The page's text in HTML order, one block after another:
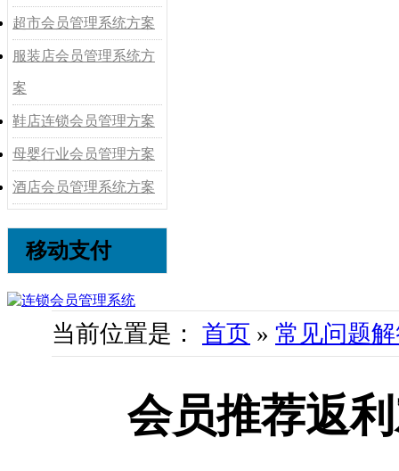
超市会员管理系统方案
服装店会员管理系统方
案
鞋店连锁会员管理方案
母婴行业会员管理方案
酒店会员管理系统方案
移动支付
当前位置是： 首页 » 常见问题
会员推荐返